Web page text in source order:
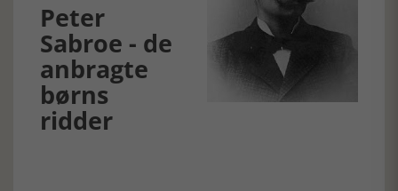
Peter
Sabroe - de
anbragte
børns
ridder